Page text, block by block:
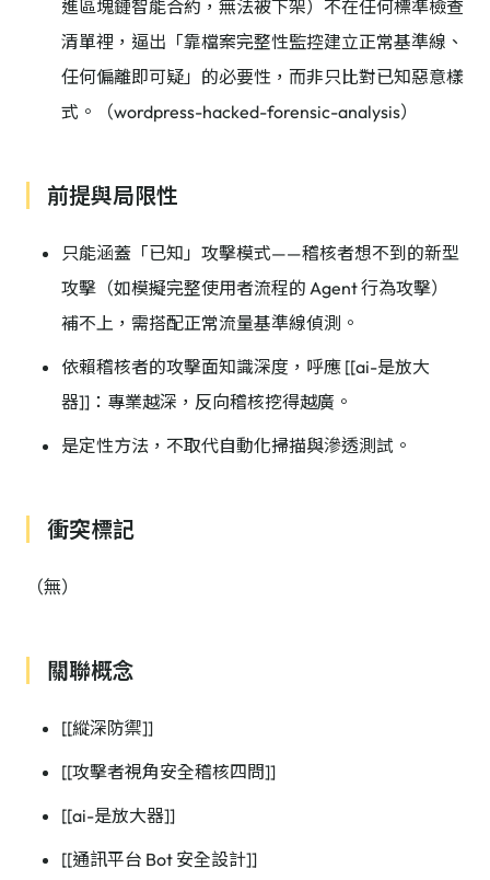
進區塊鏈智能合約，無法被下架）不在任何標準檢查
清單裡，逼出「靠檔案完整性監控建立正常基準線、
任何偏離即可疑」的必要性，而非只比對已知惡意樣
式。（wordpress-hacked-forensic-analysis）
前提與局限性
只能涵蓋「已知」攻擊模式——稽核者想不到的新型
攻擊（如模擬完整使用者流程的 Agent 行為攻擊）
補不上，需搭配正常流量基準線偵測。
依賴稽核者的攻擊面知識深度，呼應 [[ai-是放大
器]]：專業越深，反向稽核挖得越廣。
是定性方法，不取代自動化掃描與滲透測試。
衝突標記
（無）
關聯概念
[[縱深防禦]]
[[攻擊者視角安全稽核四問]]
[[ai-是放大器]]
[[通訊平台 Bot 安全設計]]